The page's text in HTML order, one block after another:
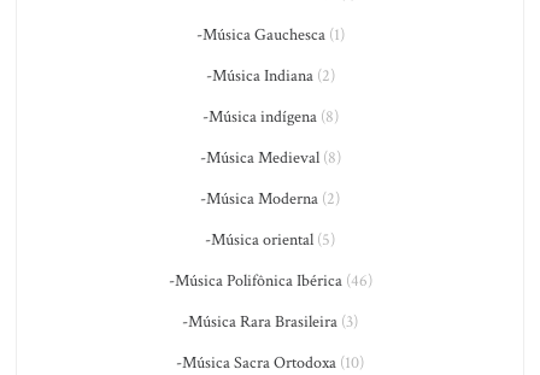
-Música Gauchesca(1)
-Música Indiana(2)
-Música indígena(8)
-Música Medieval(8)
-Música Moderna (2)
-Música oriental (5)
-Música Polifônica Ibérica(46)
-Música Rara Brasileira (3)
-Música Sacra Ortodoxa (10)